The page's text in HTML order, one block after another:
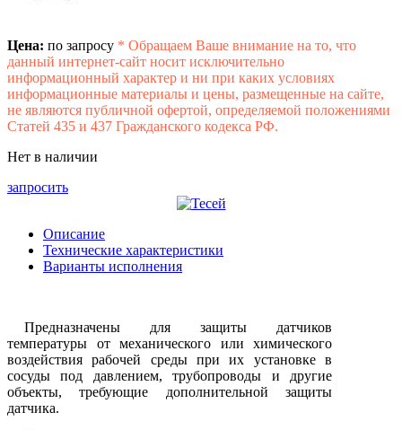
Цена: по запросу * Обращаем Ваше внимание на то, что
данный интернет-сайт носит исключительно
информационный характер и ни при каких условиях
информационные материалы и цены, размещенные на сайте,
не являются публичной офертой, определяемой положениями
Статей 435 и 437 Гражданского кодекса РФ.
Нет в наличии
запросить
Описание
Технические характеристики
Варианты исполнения
Предназначены для защиты датчиков
температуры от механического или химического
воздействия рабочей среды при их установке в
сосуды под давлением, трубопроводы и другие
объекты, требующие дополнительной защиты
датчика.